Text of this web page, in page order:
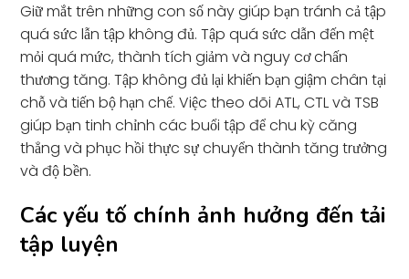
Giữ mắt trên những con số này giúp bạn tránh cả tập
quá sức lẫn tập không đủ. Tập quá sức dẫn đến mệt
mỏi quá mức, thành tích giảm và nguy cơ chấn
thương tăng. Tập không đủ lại khiến bạn giậm chân tại
chỗ và tiến bộ hạn chế. Việc theo dõi ATL, CTL và TSB
giúp bạn tinh chỉnh các buổi tập để chu kỳ căng
thẳng và phục hồi thực sự chuyển thành tăng trưởng
và độ bền.
Các yếu tố chính ảnh hưởng đến tải
tập luyện